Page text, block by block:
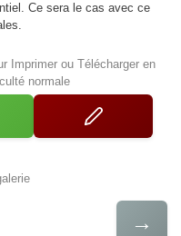
Ce sera le cas avec ce
Imprimer ou Télécharger en
normale
→